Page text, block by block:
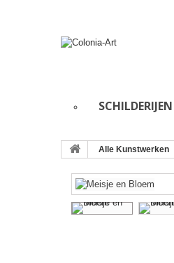
SCHILDERIJEN
Alle Kunstwerken